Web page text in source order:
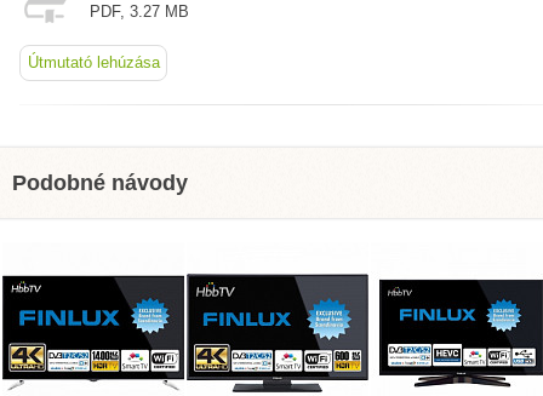
PDF, 3.27 MB
Útmutató lehúzása
Podobné návody